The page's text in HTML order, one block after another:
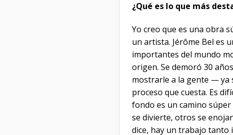
¿Qué es lo que más
Yo creo que es una obra
un artista. Jérôme Bel es
importantes del mundo
origen. Se demoró 30
mostrarle a la gente — ya
proceso que cuesta. Es
fondo es un camino
se divierte, otros se
dice, hay un trabajo tanto